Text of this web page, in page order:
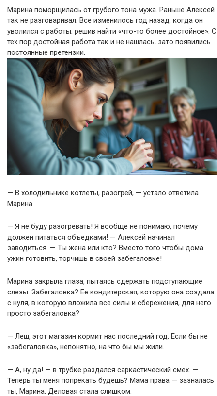
Марина поморщилась от грубого тона мужа. Раньше Алексей
так не разговаривал. Все изменилось год назад, когда он
уволился с работы, решив найти «что-то более достойное». С
тех пор достойная работа так и не нашлась, зато появились
постоянные претензии.
— В холодильнике котлеты, разогрей, — устало ответила
Марина.
— Я не буду разогревать! Я вообще не понимаю, почему
должен питаться объедками! — Алексей начинал
заводиться. — Ты жена или кто? Вместо того чтобы дома
ужин готовить, торчишь в своей забегаловке!
Марина закрыла глаза, пытаясь сдержать подступающие
слезы. Забегаловка? Ее кондитерская, которую она создала
с нуля, в которую вложила все силы и сбережения, для него
просто забегаловка?
— Леш, этот магазин кормит нас последний год. Если бы не
«забегаловка», непонятно, на что бы мы жили.
— А, ну да! — в трубке раздался саркастический смех. —
Теперь ты меня попрекать будешь? Мама права — зазналась
ты, Марина. Деловая стала слишком.